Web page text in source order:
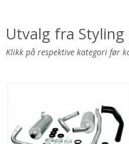
Utvalg fra
Klikk på respektive kategori før